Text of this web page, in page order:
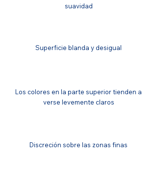
suavidad
Superficie blanda y desigual
Los colores en la parte superior tienden a
verse levemente claros
Discreción sobre las zonas finas